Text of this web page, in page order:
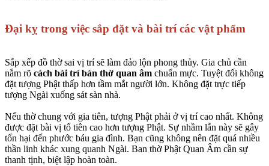
Đại kỵ trong việc sắp đặt và bài trí các vật phẩm
Sắp xếp đồ thờ sai vị trí sẽ làm đảo lộn phong thủy. Gia chủ cần
nắm rõ cách bài trí bàn thờ quan âm chuẩn mực. Tuyệt đối không
đặt tượng Phật thấp hơn tầm mắt người lớn. Không đặt trực tiếp
tượng Ngài xuống sát sàn nhà.
Nếu thờ chung với gia tiên, tượng Phật phải ở vị trí cao nhất. Không
được đặt bài vị tổ tiên cao hơn tượng Phật. Sự nhầm lẫn này sẽ gây
tổn hại đến phước báu gia đình. Bạn cũng không nên đặt quá nhiều
thần linh khác xung quanh Ngài. Ban thờ Phật Quan Âm cần sự
thanh tịnh, biệt lập hoàn toàn.